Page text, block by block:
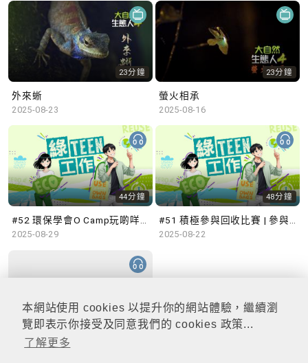
本網站使用 cookies 以提升你的網站體驗，繼續瀏
覽即表示你接受及同意我們的 cookies 政策...
了解更多
23分鐘
外來蜥
2025-08-23
23分鐘
螢火相承
2025-08-16
44分鐘
#52 環保學會O Camp玩啲咩？ | 參與學生: Sammi、Cardi、Charles (香港科技大學 環境管理及科技學生聯會)
2025-08-29
48分鐘
#51 積極參與回收比賽 | 參與學生: 巫巫、Vincy、Thomas (樂善堂顧超文中學) (「SGREEN 校際回收比賽」最積極參與學校獎 中學組銀獎得主)
2025-08-22
47分鐘